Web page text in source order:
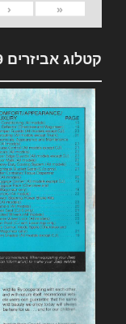
«
‹
קטלוג אביזרים 1979 Jeep